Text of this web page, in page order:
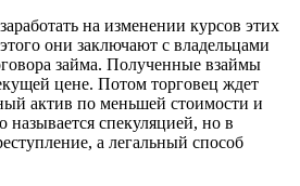
на изменении курсов этих
они заключают с владельцами
займа. Полученные взаймы
цене. Потом торговец ждет
актив по меньшей стоимости и
называется спекуляцией, но в
а легальный способ